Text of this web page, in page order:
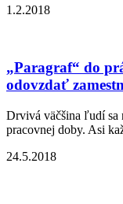
1.2.2018
„Paragraf“ do
odovzdať
Drvivá väčšina ľudí sa
pracovnej doby. Asi
24.5.2018